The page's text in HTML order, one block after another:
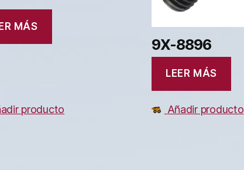
MÁS
producto
9X-8896
LEER MÁS
Añadir producto